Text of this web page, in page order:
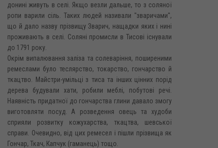
донині живуть в селі. Якщо везли дальше, то з соляної
ропи варили сіль. Таких людей називали "зваричами",
що й дало назву прізвищу Зварич, нащадки яких і нині
проживають в селі. Соляні промисли в Тисові існували
до 1791 року.
Окрім випалювання заліза та солеваріння, поширеними
ремеслами було теслярство, токарство, гончарство й
ткацтво. Майстри-умільці з тиса та інших цінних порід
дерева будували хати, робили меблі, побутові речі.
Наявність придатної до гончарства глини давало змогу
виготовляти посуд. А розведення овець та худоби
сприяли розвитку кожухарства, ткацтва, шевської
справи. Очевидно, від цих ремесел і пішли прізвища як
Гончар, Ткач, Капчук (гаманець) тощо.